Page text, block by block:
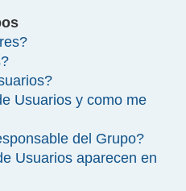
Usuarios y como me
del Grupo?
Usuarios aparecen en